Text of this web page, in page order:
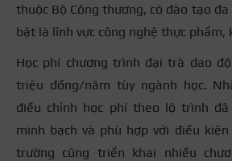
thuộc Bộ Công thương, có đào tạo
bật là lĩnh vực công nghệ thực phẩm,
Học phí chương trình đại trà dao
triệu đồng/năm tùy ngành học.
điều chỉnh học phí theo lộ trình
minh bạch và phù hợp với điều
trường cũng triển khai nhiều